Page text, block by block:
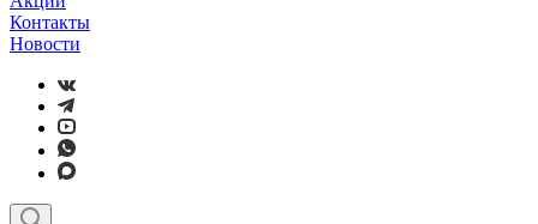
Контакты
Новости